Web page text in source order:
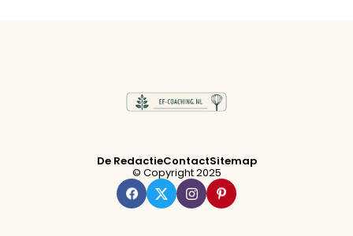
De RedactieContactSitemap
© Copyright 2025